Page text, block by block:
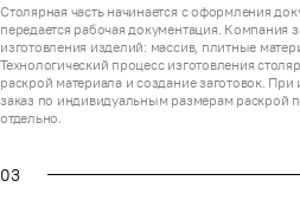
Столярная часть начинается с оформления
передается рабочая документация. Компания
изготовления изделий: массив, плитные
Технологический процесс изготовления
раскрой материала и создание заготовок.
заказ по индивидуальным размерам раскрой
отдельно.
03